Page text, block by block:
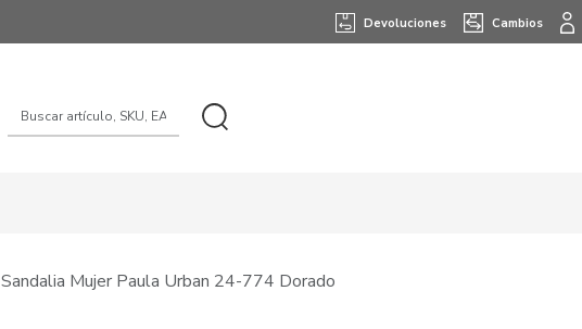
Devoluciones Cambios
Sandalia Mujer Paula Urban 24-774 Dorado